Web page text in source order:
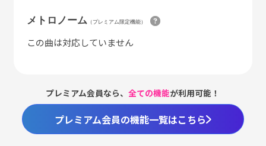
メトロノーム （プレミアム限定機能）
この曲は対応していません
プレミアム会員なら、全ての機能が利用可能！
プレミアム会員の機能一覧はこちら